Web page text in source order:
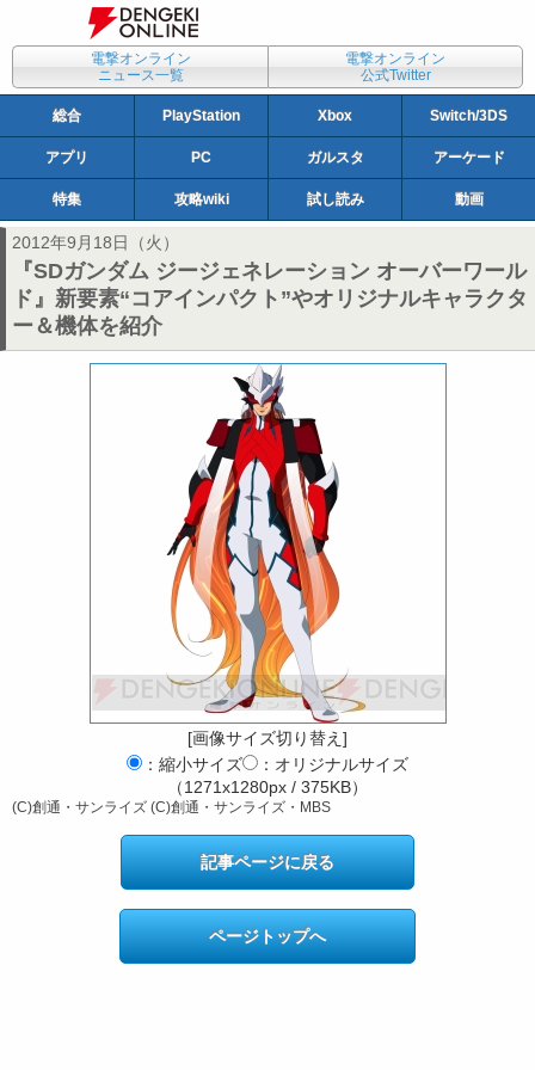
電撃オンライン
ニュース一覧
電撃オンライン
公式Twitter
総合 PlayStation Xbox Switch/3DS
アプリ PC ガルスタ アーケード
特集 攻略wiki 試し読み 動画
2012年9月18日（火）
『SDガンダム ジージェネレーション オーバーワール
ド』新要素“コアインパクト”やオリジナルキャラクタ
ー＆機体を紹介
[画像サイズ切り替え]
：縮小サイズ
：オリジナルサイズ
（1271x1280px / 375KB）
(C)創通・サンライズ (C)創通・サンライズ・MBS
記事ページに戻る
ページトップへ